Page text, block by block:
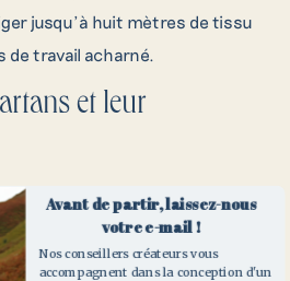
nos
de voyages
ou demande de
devis ou à contacter l’un
par téléphone.
jusqu’à huit mètres de tissu
travail acharné.
et leur
des kilts, c’est le tartan qui
regard. Plus qu’une simple
tartan est un emblème
Avant de partir, laissez-nous
votre e-mail !
Nos conseillers créateurs vous
accompagnent dans la conception d'un